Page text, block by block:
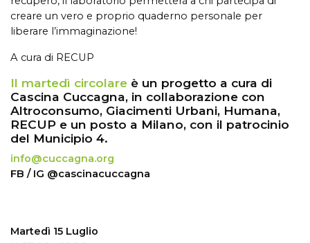
creare un vero e proprio quaderno personale per
liberare l’immaginazione!
A cura di RECUP
Il martedì circolare è un progetto a cura di
Cascina Cuccagna, in collaborazione con
Altroconsumo, Giacimenti Urbani, Humana,
RECUP e un posto a Milano, con il patrocinio
del Municipio 4.
info@cuccagna.org
FB / IG @cascinacuccagna
Martedì 15 Luglio